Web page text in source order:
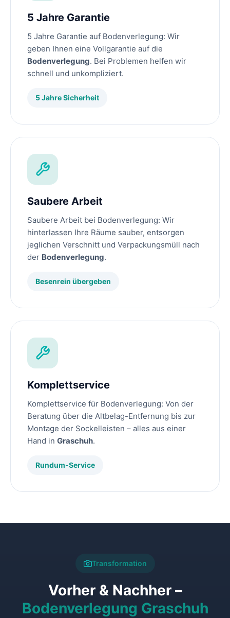
5 Jahre Garantie
5 Jahre Garantie auf Bodenverlegung: Wir
geben Ihnen eine Vollgarantie auf die
Bodenverlegung. Bei Problemen helfen wir
schnell und unkompliziert.
5 Jahre Sicherheit
Saubere Arbeit
Saubere Arbeit bei Bodenverlegung: Wir
hinterlassen Ihre Räume sauber, entsorgen
jeglichen Verschnitt und Verpackungsmüll nach
der Bodenverlegung.
Besenrein übergeben
Komplettservice
Komplettservice für Bodenverlegung: Von der
Beratung über die Altbelag-Entfernung bis zur
Montage der Sockelleisten – alles aus einer
Hand in Graschuh.
Rundum-Service
Transformation
Vorher & Nachher –
Bodenverlegung Graschuh